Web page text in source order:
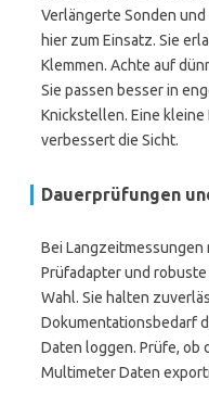
Verlängerte Sonden
hier zum Einsatz. Sie
Klemmen. Achte auf
Sie passen besser in
Knickstellen. Eine kleine
verbessert die Sicht.
Dauerprüfungen
Bei Langzeitmessungen
Prüfadapter und
Wahl. Sie halten
Dokumentationsbedarf
Daten loggen. Prüfe, ob
Multimeter Daten